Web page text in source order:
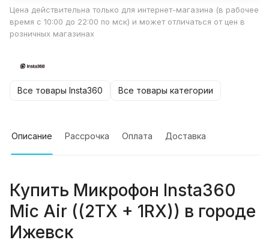
Цена действительна только для интернет-магазина (в рабочее
время с 10:00 до 22:00 по мск) и может отличаться от цен в
розничных магазинах
Все товары Insta360 Все товары категории
Описание Рассрочка Оплата Доставка
Купить Микрофон Insta360
Mic Air ((2TX + 1RX)) в городе
Ижевск